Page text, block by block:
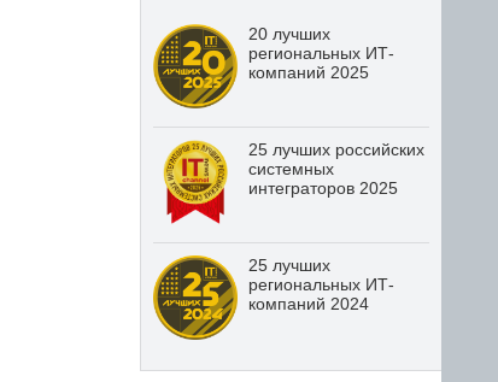
20 лучших
региональных ИТ-
компаний 2025
25 лучших российских
системных
интеграторов 2025
25 лучших
региональных ИТ-
компаний 2024